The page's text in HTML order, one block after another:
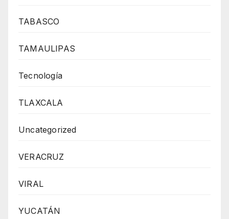
TABASCO
TAMAULIPAS
Tecnología
TLAXCALA
Uncategorized
VERACRUZ
VIRAL
YUCATÁN